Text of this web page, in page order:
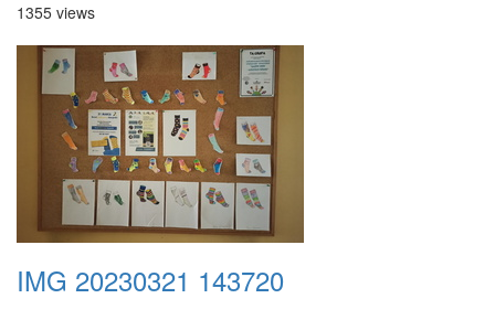
1355 views
IMG 20230321 143720